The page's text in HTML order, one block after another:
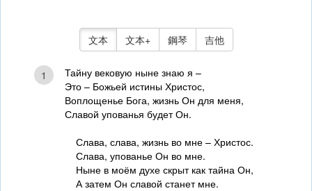
文本 文本+ 鋼琴 吉他
1
Тайну вековую ныне знаю я –
Это – Божьей истины Христос,
Воплощенье Бога, жизнь Он для меня,
Славой упованья будет Он.
Слава, слава, жизнь во мне – Христос.
Слава, упованье Он во мне.
Ныне в моём духе скрыт как тайна Он,
А затем Он славой станет мне.